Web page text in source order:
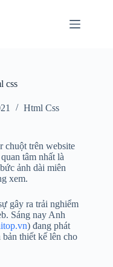
css
Html Css
chuột trên website
tâm nhất là
ảnh dài miên
xem.
gây ra trải nghiểm
Sáng nay Anh
) đang phát
thiết kế lên cho